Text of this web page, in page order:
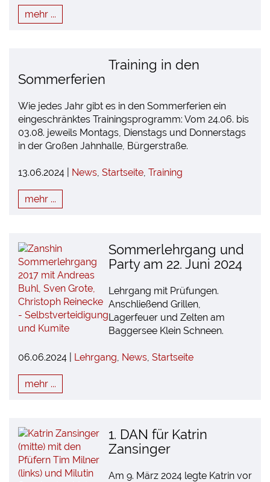
mehr ...
Training in den
Sommerferien
Wie jedes Jahr gibt es in den Sommerferien ein
eingeschränktes Trainingsprogramm: Vom 24.06. bis
03.08. jeweils Montags, Dienstags und Donnerstags
in der Großen Jahnhalle, Bürgerstraße.
13.06.2024 | News, Startseite, Training
mehr ...
Sommerlehrgang und
Party am 22. Juni 2024
Lehrgang mit Prüfungen.
Anschließend Grillen,
Lagerfeuer und Zelten am
Baggersee Klein Schneen.
06.06.2024 | Lehrgang, News, Startseite
mehr ...
1. DAN für Katrin
Zansinger
Am 9. März 2024 legte Katrin vor